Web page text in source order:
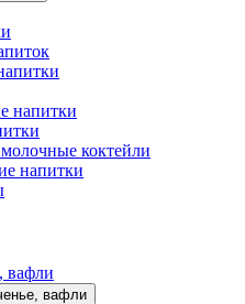
напитки
коктейли
напитки
вафли
вафли